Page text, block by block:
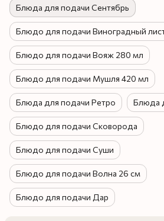
Блюда для подачи Сентябрь
Блюдо для подачи Виноградный
Блюдо для подачи Вояж 280 мл
Блюдо для подачи Мушля 420 мл
Блюда для подачи Ретро Блюда
Блюдо для подачи Сковорода
Блюдо для подачи Суши
Блюдо для подачи Волна 26 см
Блюдо для подачи Дар